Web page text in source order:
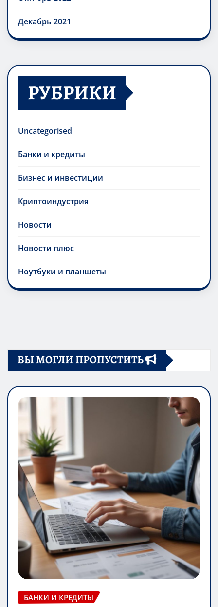
Декабрь 2021
РУБРИКИ
Uncategorised
Банки и кредиты
Бизнес и инвестиции
Криптоиндустрия
Новости
Новости плюс
Ноутбуки и планшеты
ВЫ МОГЛИ ПРОПУСТИТЬ
БАНКИ И КРЕДИТЫ